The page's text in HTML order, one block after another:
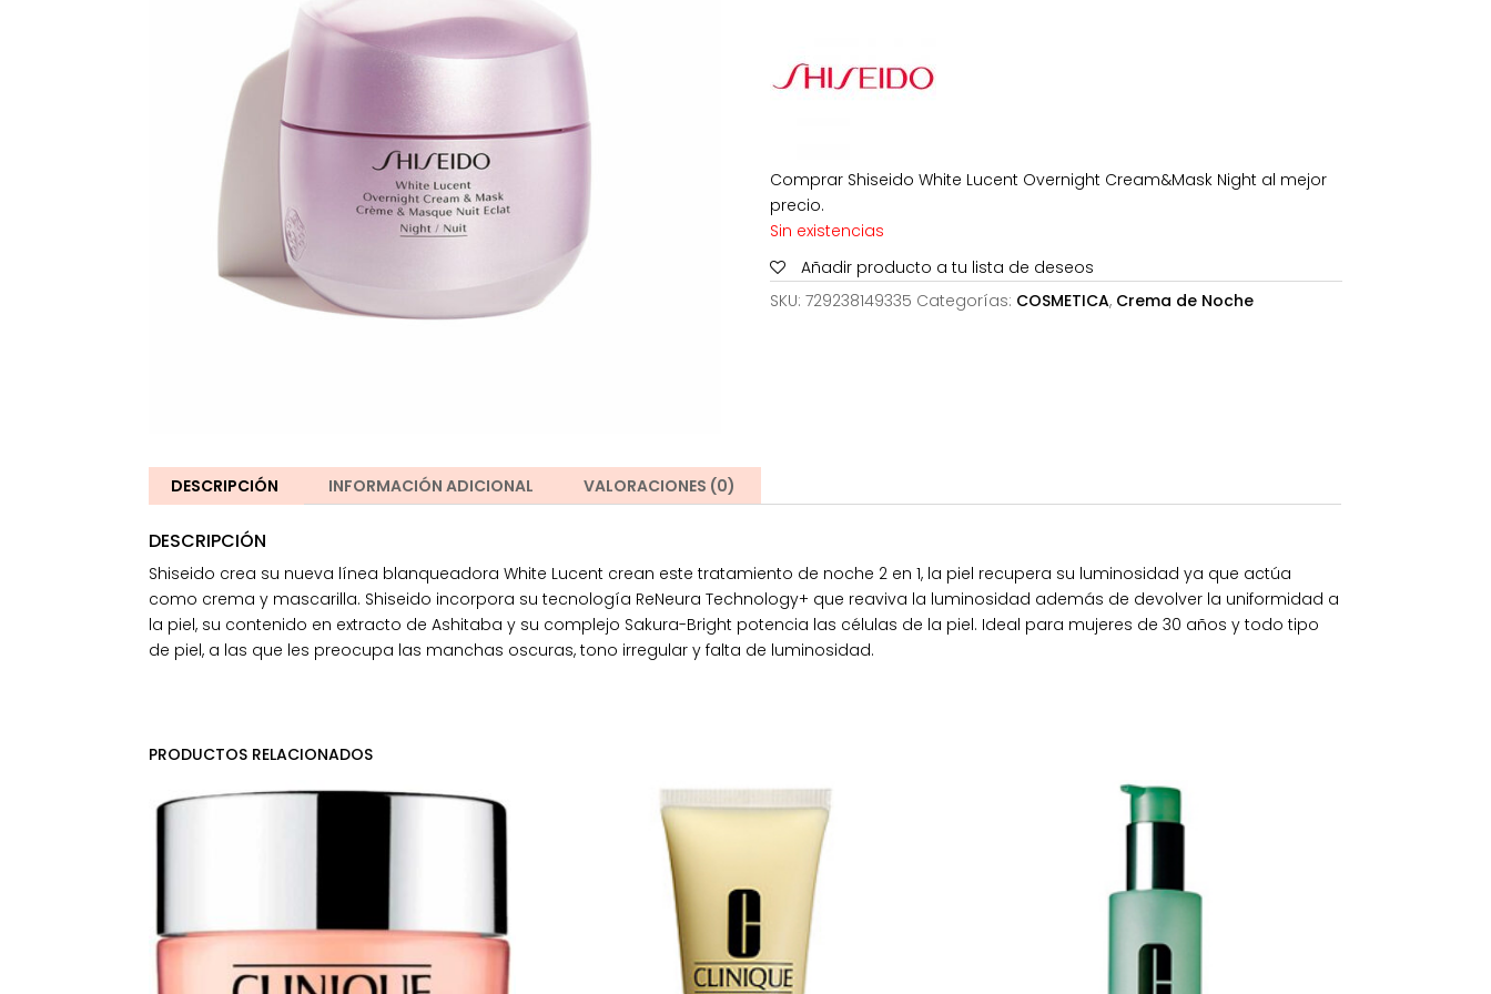
Comprar Shiseido White Lucent Overnight Cream&Mask Night al mejor
precio.
Sin existencias
Añadir producto a tu lista de deseos
SKU: 729238149335 Categorías: COSMETICA, Crema de Noche
DESCRIPCIÓN INFORMACIÓN ADICIONAL VALORACIONES (0)
DESCRIPCIÓN
Shiseido crea su nueva línea blanqueadora White Lucent crean este tratamiento de noche 2 en 1, la piel recupera su luminosidad ya que actúa
como crema y mascarilla. Shiseido incorpora su tecnología ReNeura Technology+ que reaviva la luminosidad además de devolver la uniformidad a
la piel, su contenido en extracto de Ashitaba y su complejo Sakura-Bright potencia las células de la piel. Ideal para mujeres de 30 años y todo tipo
de piel, a las que les preocupa las manchas oscuras, tono irregular y falta de luminosidad.
PRODUCTOS RELACIONADOS